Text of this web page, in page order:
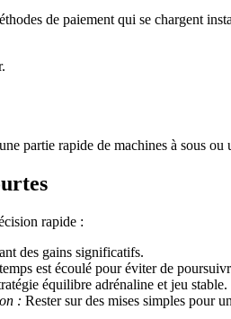
de paiement qui se chargent
partie rapide de machines à sous ou
rapide :
des gains significatifs.
est écoulé pour éviter de
équilibre adrénaline et jeu stable.
: Rester sur des mises simples pour